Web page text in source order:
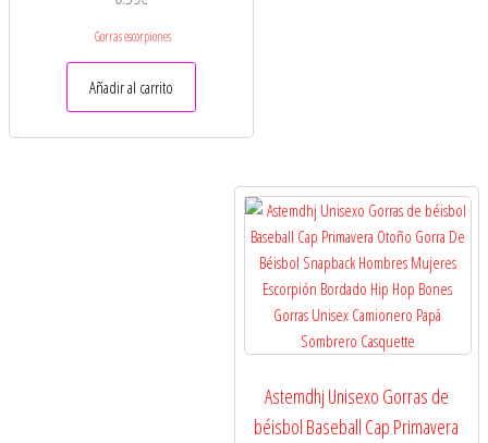
Gorras escorpiones
Añadir al carrito
Astemdhj Unisexo Gorras de
béisbol Baseball Cap Primavera